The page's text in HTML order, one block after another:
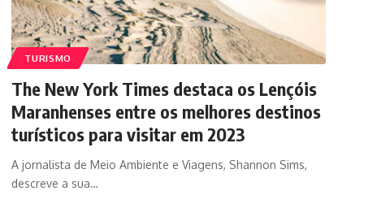
TURISMO
The New York Times destaca os Lençóis
Maranhenses entre os melhores destinos
turísticos para visitar em 2023
A jornalista de Meio Ambiente e Viagens, Shannon Sims,
descreve a sua…